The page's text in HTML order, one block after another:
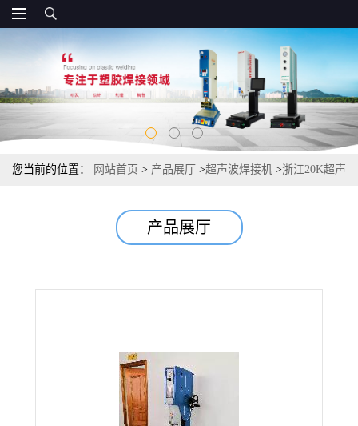
您当前的位置： 网站首页 > 产品展厅 >超声波焊接机 >浙江20K超声
产品展厅